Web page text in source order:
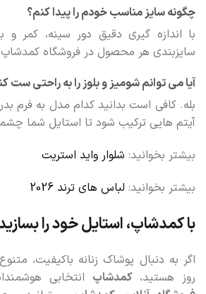
چگونه سایز مناسب خودم را پیدا کنم؟
با اندازه گیری دقیق دور سینه، کمر
سایزبندی هر محصول در فروشگاه کمدشاپ.
آیا می توانم شومیز و بلوز را به راحتی ست
بله. کافی است بدانید کدام مدل به فرم
آیتم هایی ترکیب شود تا استایل شما
بیشتر بخوانید:شلوار واید استریت
بیشتر بخوانید: لباس های ترند 2026
با کمدشاپ، استایل خود را بسازید
اگر به دنبال پوشاک زنانه باکیفیت،
روز هستید، کمدشاپانتخابی